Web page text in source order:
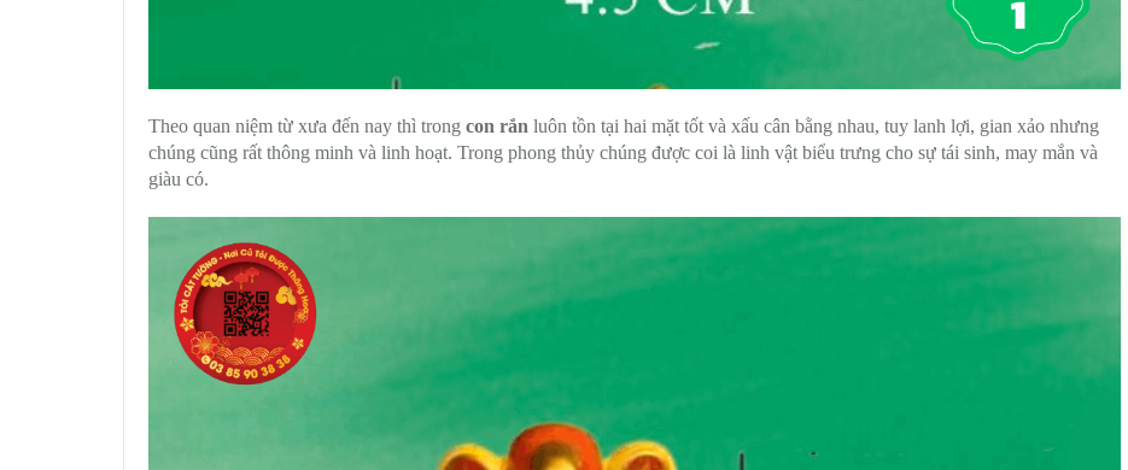
Theo quan niệm từ xưa đến nay thì trong con rắn luôn tồn tại hai mặt tốt và xấu cân bằng nhau, tuy lanh lợi, gian xảo nhưng
chúng cũng rất thông minh và linh hoạt. Trong phong thủy chúng được coi là linh vật biểu trưng cho sự tái sinh, may mắn và
giàu có.